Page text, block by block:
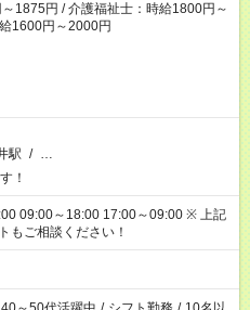
1875円 / 介護福祉士：時給1800円～
1600円～2000円
駅 / …
！
09:00～18:00 17:00～09:00 ※ 上記
もご相談ください！